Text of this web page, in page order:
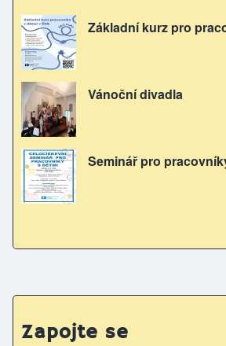
Základní kurz pro
Vánoční divadla
Seminář pro
Zapojte se